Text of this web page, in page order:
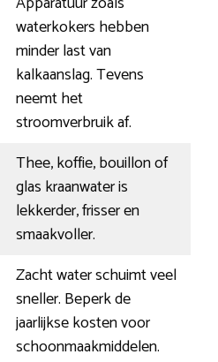
waterkokers hebben
minder last van
kalkaanslag. Tevens
neemt het
stroomverbruik af.
Thee, koffie, bouillon of
glas kraanwater is
lekkerder, frisser en
smaakvoller.
Zacht water schuimt veel
sneller. Beperk de
jaarlijkse kosten voor
schoonmaakmiddelen.